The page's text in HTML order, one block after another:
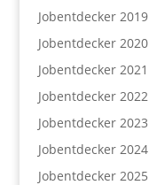
Jobentdecker 2019
Jobentdecker 2020
Jobentdecker 2021
Jobentdecker 2022
Jobentdecker 2023
Jobentdecker 2024
Jobentdecker 2025